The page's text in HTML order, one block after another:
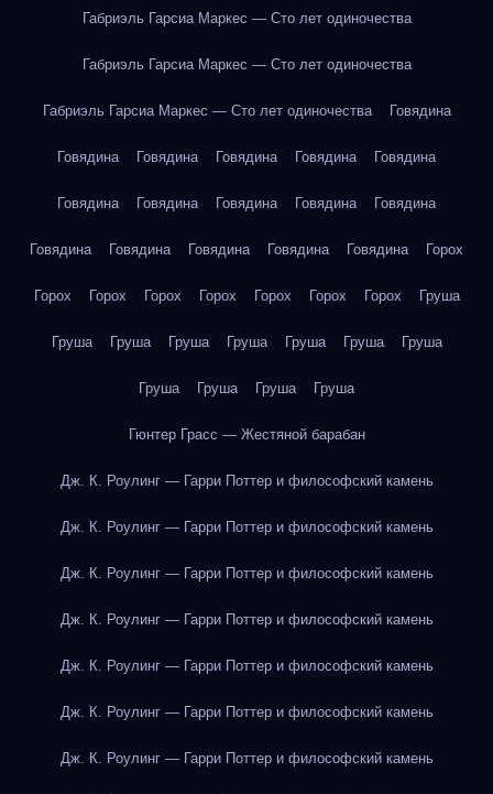
Габриэль Гарсиа Маркес — Сто лет одиночества
Габриэль Гарсиа Маркес — Сто лет одиночества
Габриэль Гарсиа Маркес — Сто лет одиночества Говядина
Говядина Говядина Говядина Говядина Говядина
Говядина Говядина Говядина Говядина Говядина
Говядина Говядина Говядина Говядина Говядина Горох
Горох Горох Горох Горох Горох Горох Горох Груша
Груша Груша Груша Груша Груша Груша Груша
Груша Груша Груша Груша
Гюнтер Грасс — Жестяной барабан
Дж. К. Роулинг — Гарри Поттер и философский камень
Дж. К. Роулинг — Гарри Поттер и философский камень
Дж. К. Роулинг — Гарри Поттер и философский камень
Дж. К. Роулинг — Гарри Поттер и философский камень
Дж. К. Роулинг — Гарри Поттер и философский камень
Дж. К. Роулинг — Гарри Поттер и философский камень
Дж. К. Роулинг — Гарри Поттер и философский камень